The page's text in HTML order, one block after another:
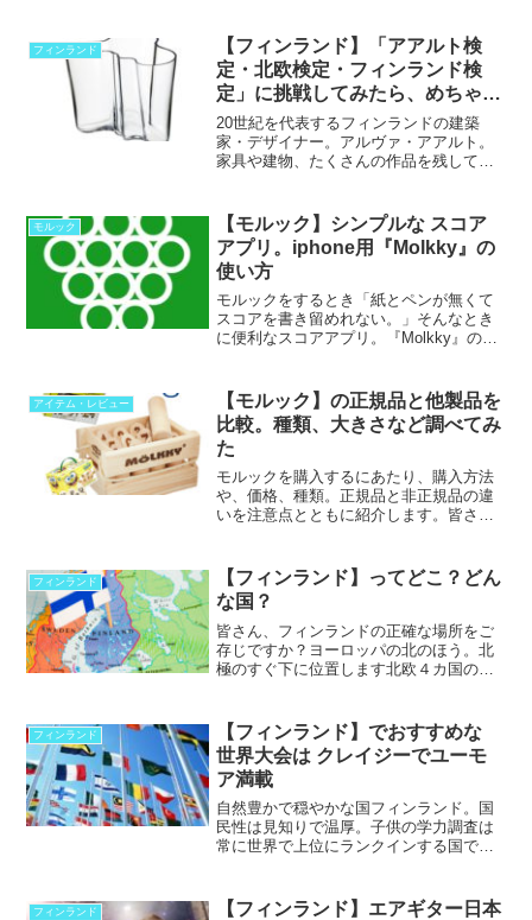
ました。雑誌でもテレ...
フィンランド
【フィンランド】「アアルト検
定・北欧検定・フィンランド検
定」に挑戦してみたら、めちゃく
ちゃムズかった件。
20世紀を代表するフィンランドの建築
家・デザイナー。アルヴァ・アアルト。
家具や建物、たくさんの作品を残してい
ク ...
モルック
【モルック】シンプルな スコア
アプリ。iphone用『Molkky』の
使い方
モルックをするとき「紙とペンが無くて
スコアを書き留めれない。」そんなとき
に便利なスコアアプリ。『Molkky』の紹
ば簡単です。得...
アイテム・レビュー
【モルック】の正規品と他製品を
比較。種類、大きさなど調べてみ
た
モルックを購入するにあたり、購入方法
や、価格、種類。正規品と非正規品の違
いを注意点とともに紹介します。皆さん
できます。（...
フィンランド
【フィンランド】ってどこ？どん
な国？
皆さん、フィンランドの正確な場所をご
存じですか？ヨーロッパの北のほう。北
極のすぐ下に位置します北欧４カ国のう
ーロッパらしい石作...
フィンランド
【フィンランド】でおすすめな
世界大会は クレイジーでユーモ
ア満載
自然豊かで穏やかな国フィンランド。国
民性は見知りで温厚。子供の学力調査は
常に世界で上位にランクインする国であ
こそ 世界中から 参...
フィンランド
【フィンランド】エアギター日本